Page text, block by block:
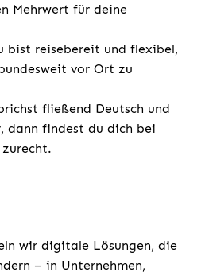
Mehrwert für deine
bist reisebereit und flexibel,
vor Ort zu
fließend Deutsch und
dann findest du dich bei
wir digitale Lösungen, die
– in Unternehmen,